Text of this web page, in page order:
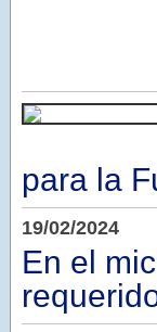
para la
19/02/2024
En el